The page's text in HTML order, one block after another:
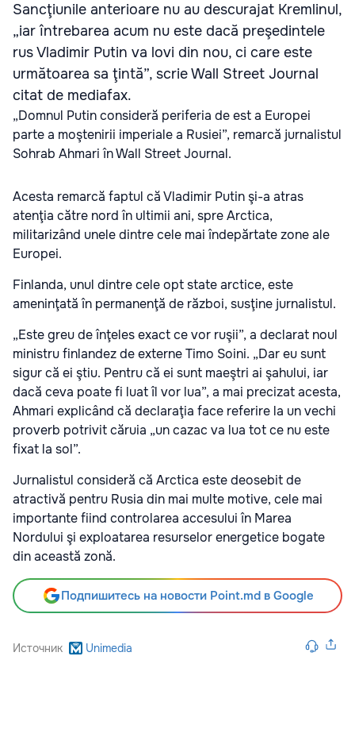
Sancţiunile anterioare nu au descurajat Kremlinul,
„iar întrebarea acum nu este dacă preşedintele
rus Vladimir Putin va lovi din nou, ci care este
următoarea sa ţintă”, scrie Wall Street Journal
citat de mediafax.
„Domnul Putin consideră periferia de est a Europei
parte a moştenirii imperiale a Rusiei”, remarcă jurnalistul
Sohrab Ahmari în Wall Street Journal.
Acesta remarcă faptul că Vladimir Putin şi-a atras
atenţia către nord în ultimii ani, spre Arctica,
militarizând unele dintre cele mai îndepărtate zone ale
Europei.
Finlanda, unul dintre cele opt state arctice, este
ameninţată în permanenţă de război, susţine jurnalistul.
„Este greu de înţeles exact ce vor ruşii”, a declarat noul
ministru finlandez de externe Timo Soini. „Dar eu sunt
sigur că ei ştiu. Pentru că ei sunt maeştri ai şahului, iar
dacă ceva poate fi luat îl vor lua”, a mai precizat acesta,
Ahmari explicând că declaraţia face referire la un vechi
proverb potrivit căruia „un cazac va lua tot ce nu este
fixat la sol”.
Jurnalistul consideră că Arctica este deosebit de
atractivă pentru Rusia din mai multe motive, cele mai
importante fiind controlarea accesului în Marea
Nordului şi exploatarea resurselor energetice bogate
din această zonă.
Подпишитесь на новости Point.md в Google
Источник Unimedia